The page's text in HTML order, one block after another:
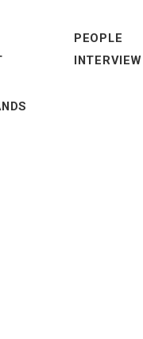
PEOPLE
INTERVIEW